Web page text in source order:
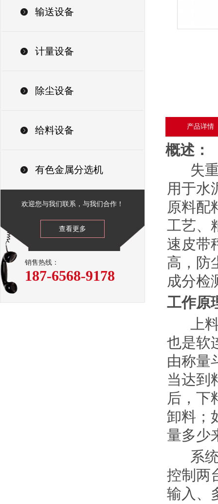
输送设备
计量设备
除尘设备
给料设备
有色金属分选机
欢迎您与我们联系，与我们合作！
查看更多
销售热线：
187-6568-9178
产品详情
概述 ：
失重
用于水
原料配
工艺、
速皮带
高，防
成分检
工作
上料
也是软
由称量
当达到
后，下
卸料；
量多
系统
控制两
输入、